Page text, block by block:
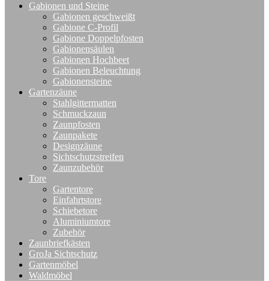
Gabionen und Steine
Gabionen geschweißt
Gabione C-Profil
Gabione Doppelpfosten
Gabionensäulen
Gabionen Hochbeet
Gabionen Beleuchtung
Gabionensteine
Gartenzäune
Stahlgittermatten
Schmuckzaun
Zaunpfosten
Zaunpakete
Designzäune
Sichtschutzstreifen
Zaunzubehör
Tore
Gartentore
Einfahrtstore
Schiebetore
Aluminiumtore
Zubehör
Zaunbriefkästen
GroJa Sichtschutz
Gartenmöbel
Waldmöbel